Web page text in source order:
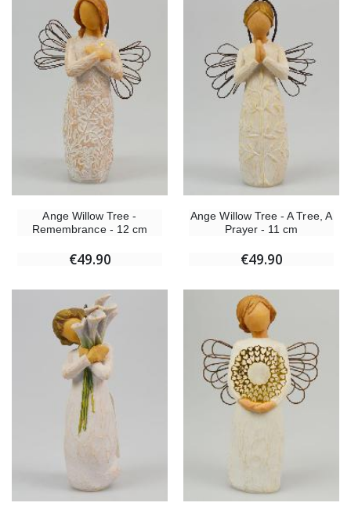
Ange Willow Tree -
Remembrance - 12 cm
€49.90
Ange Willow Tree - A Tree, A
Prayer - 11 cm
€49.90